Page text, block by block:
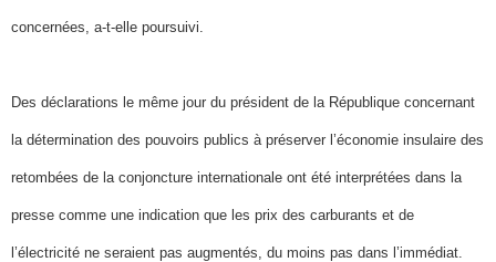
concernées, a-t-elle poursuivi.
Des déclarations le même jour du président de la République concernant
la détermination des pouvoirs publics à préserver l’économie insulaire des
retombées de la conjoncture internationale ont été interprétées dans la
presse comme une indication que les prix des carburants et de
l’électricité ne seraient pas augmentés, du moins pas dans l’immédiat.